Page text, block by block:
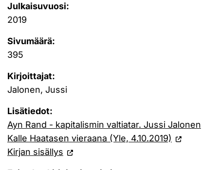
Julkaisuvuosi:
2019
Sivumäärä:
395
Kirjoittajat:
Jalonen, Jussi
Lisätiedot:
Ayn Rand - kapitalismin valtiatar. Jussi Jalonen
Kalle Haatasen vieraana (Yle, 4.10.2019)
Kirjan sisällys